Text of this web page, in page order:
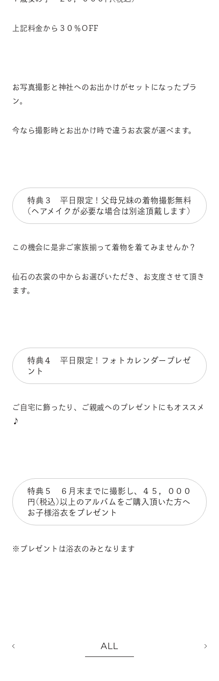
上記料金から３０％OFF
お写真撮影と神社へのお出かけがセットになったプラ
ン。
今なら撮影時とお出かけ時で違うお衣裳が選べます。
特典３ 平日限定！父母兄妹の着物撮影無料
(ヘアメイクが必要な場合は別途頂戴します)
この機会に是非ご家族揃って着物を着てみませんか？
仙石の衣裳の中からお選びいただき、お支度させて頂き
ます。
特典４ 平日限定！フォトカレンダープレゼ
ント
ご自宅に飾ったり、ご親戚へのプレゼントにもオススメ
♪
特典５ ６月末までに撮影し、４５，０００
円(税込)以上のアルバムをご購入頂いた方へ
お子様浴衣をプレゼント
※プレゼントは浴衣のみとなります
ALL